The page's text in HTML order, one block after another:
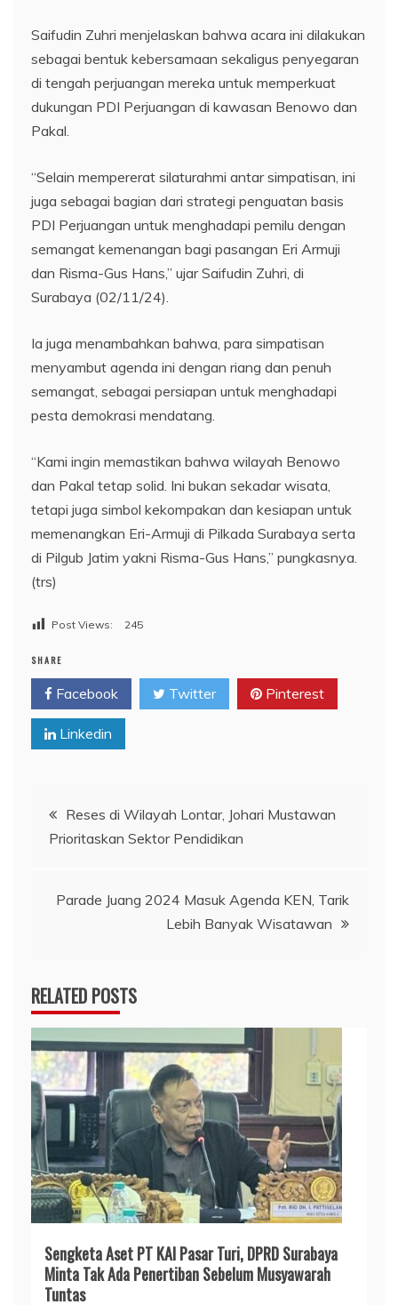
Saifudin Zuhri menjelaskan bahwa acara ini dilakukan
sebagai bentuk kebersamaan sekaligus penyegaran
di tengah perjuangan mereka untuk memperkuat
dukungan PDI Perjuangan di kawasan Benowo dan
Pakal.
“Selain mempererat silaturahmi antar simpatisan, ini
juga sebagai bagian dari strategi penguatan basis
PDI Perjuangan untuk menghadapi pemilu dengan
semangat kemenangan bagi pasangan Eri Armuji
dan Risma-Gus Hans,” ujar Saifudin Zuhri, di
Surabaya (02/11/24).
Ia juga menambahkan bahwa, para simpatisan
menyambut agenda ini dengan riang dan penuh
semangat, sebagai persiapan untuk menghadapi
pesta demokrasi mendatang.
“Kami ingin memastikan bahwa wilayah Benowo
dan Pakal tetap solid. Ini bukan sekadar wisata,
tetapi juga simbol kekompakan dan kesiapan untuk
memenangkan Eri-Armuji di Pilkada Surabaya serta
di Pilgub Jatim yakni Risma-Gus Hans,” pungkasnya.
(trs)
Post Views: 245
SHARE
Facebook Twitter Pinterest
Linkedin
Navigasi
pos
Reses di Wilayah Lontar, Johari Mustawan
Prioritaskan Sektor Pendidikan
Parade Juang 2024 Masuk Agenda KEN, Tarik
Lebih Banyak Wisatawan
RELATED POSTS
Sengketa Aset PT KAI Pasar Turi, DPRD Surabaya
Minta Tak Ada Penertiban Sebelum Musyawarah
Tuntas